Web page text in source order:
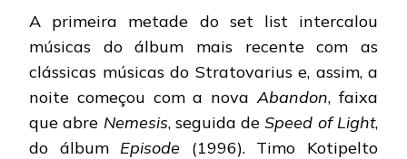
A primeira metade do set list intercalou
músicas do álbum mais recente com as
clássicas músicas do Stratovarius e, assim, a
noite começou com a novaAbandon, faixa
que abre Nemesis, seguida deSpeed of Light,
do álbum Episode (1996). Timo Kotipelto